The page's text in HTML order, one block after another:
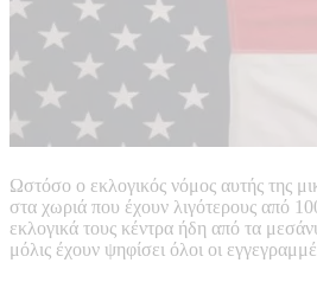
Ωστόσο ο εκλογικός νόμος αυτής της
στα χωριά που έχουν λιγότερους από
εκλογικά τους κέντρα ήδη από τα
μόλις έχουν ψηφίσει όλοι οι